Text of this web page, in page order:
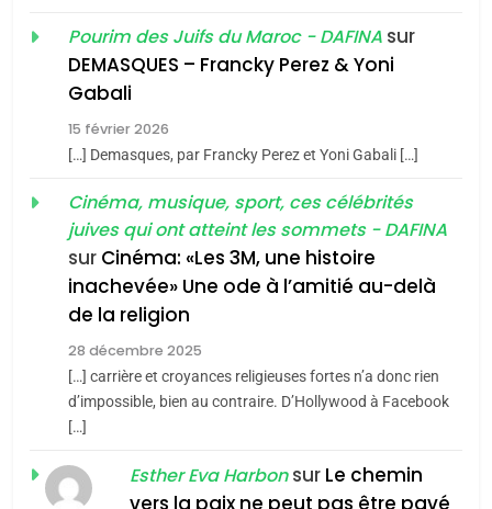
Oeil ravageur – Vanessa
De Loya Stauber
«Tu dis génocide, je dis
guerre»: La nouvelle
chanson de Boy George
ISRAÉL JUDAISME
Accords d’Isaac:
l’alliance pourrait
Pourim des Juifs du Maroc - DAFINA sur
DEMASQUES – Francky Perez & Yoni
Gabali
15 février 2026
[…] Demasques, par Francky Perez et Yoni Gabali […]
Cinéma, musique, sport, ces célébrités
juives qui ont atteint les sommets - DAFINA
sur Cinéma: «Les 3M, une histoire
inachevée» Une ode à l’amitié au-delà
de la religion
28 décembre 2025
[…] carrière et croyances religieuses fortes n’a donc rien
d’impossible, bien au contraire. D’Hollywood à Facebook
[…]
Esther Eva Harbonsur Le chemin
vers la paix ne peut pas être pavé
meurtrière selon le rapport
l’antisémitisme
FIÈRE, DIGNE ET RÉSILIENTE :
POURQUOI JE REVENDIQUE
MA JUDAÏTE par Thérèse
Zrihen-Dvir
ISRAÉL
CE QUI NOUS MANQUE –
JUDAISME